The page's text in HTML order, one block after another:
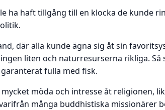
ha haft tillgång till en klocka de kunde
där alla kunde ägna sig åt sin
liten och naturresurserna rikliga.
fulla med fisk.
möda och intresse åt religionen,
många buddhistiska missionärer